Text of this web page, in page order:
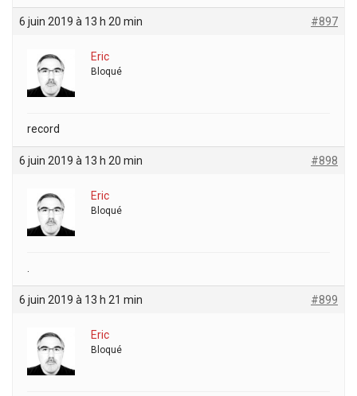
6 juin 2019 à 13 h 20 min #897
Eric
Bloqué
record
6 juin 2019 à 13 h 20 min #898
Eric
Bloqué
6 juin 2019 à 13 h 21 min #899
Eric
Bloqué